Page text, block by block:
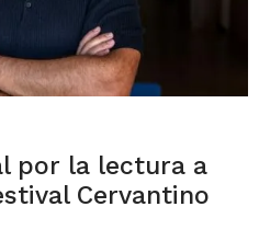
por la lectura a
Cervantino